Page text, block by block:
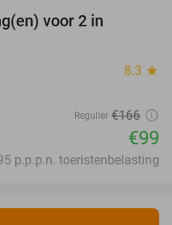
voor 2 in
8.3 star
Regulier €166
€99
p.p.p.n. toeristenbelasting